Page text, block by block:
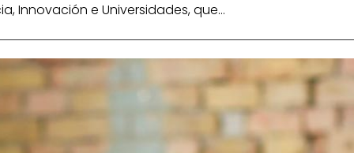
Innovación e Universidades, que…